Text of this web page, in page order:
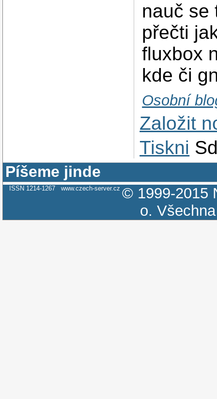
nauč se
přečti
fluxbox
kde či
Osobní
Založit
Tiskni
Píšeme jinde
ISSN 1214-1267 www.czech-server.cz © 1999-2015
o.